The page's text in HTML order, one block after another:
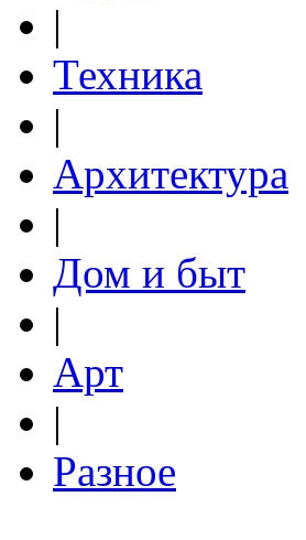
|
Техника
|
Архитектура
|
Дом и быт
|
Арт
|
Разное